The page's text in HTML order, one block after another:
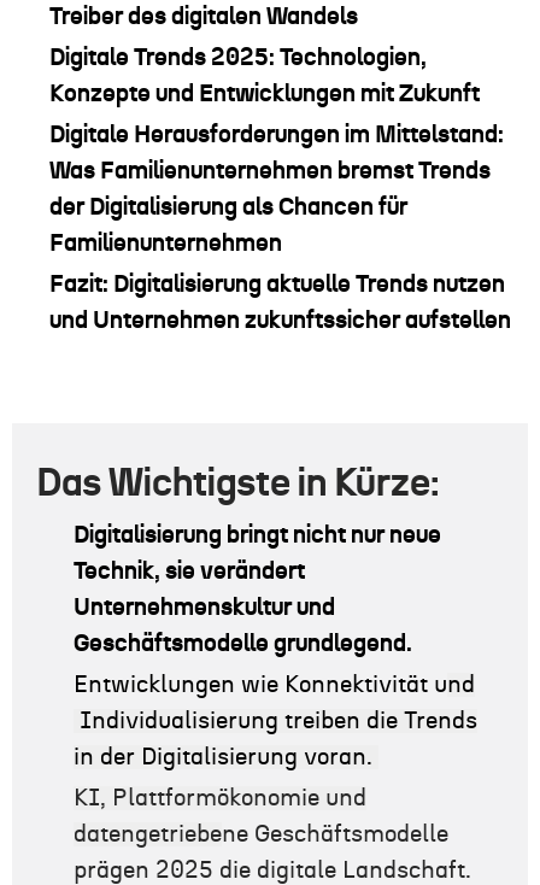
Treiber des digitalen Wandels
Digitale Trends 2025: Technologien,
Konzepte und Entwicklungen mit Zukunft
Digitale Herausforderungen im Mittelstand:
Was Familienunternehmen bremst Trends
der Digitalisierung als Chancen für
Familienunternehmen
Fazit: Digitalisierung aktuelle Trends nutzen
und Unternehmen zukunftssicher aufstellen
DasWichtigste in Kürze:
Digitalisierung bringt nicht nur neue
Technik, sie verändert
Unternehmenskultur und
Geschäftsmodelle grundlegend.
Entwicklungen wie Konnektivität und
Individualisierung treiben die Trends
in der Digitalisierung voran.
KI, Plattformökonomie und
datengetriebene Geschäftsmodelle
prägen 2025 die digitale Landschaft.